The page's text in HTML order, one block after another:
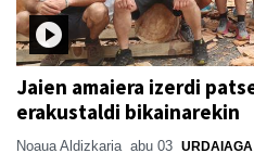
Jaien amaiera izerdi
erakustaldi bikainarekin
Noaua Aldizkaria abu 03 URDAIAGA